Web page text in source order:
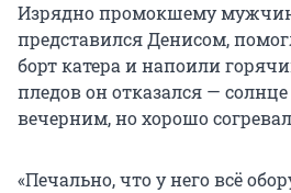
Изрядно промокшему
представился Денисом,
борт катера и напоили
пледов он отказался —
вечерним, но хорошо
«Печально, что у него всё